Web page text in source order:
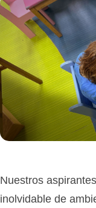
Nuestros
inolvidable de